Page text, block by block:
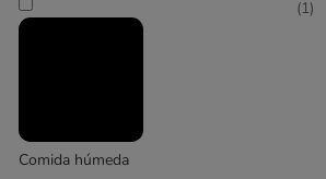
Comida húmeda
(1)